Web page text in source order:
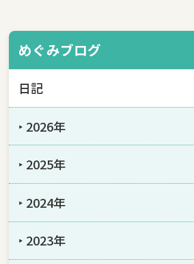
めぐみブログ
日記
‣ 2026年
‣ 2025年
‣ 2024年
‣ 2023年